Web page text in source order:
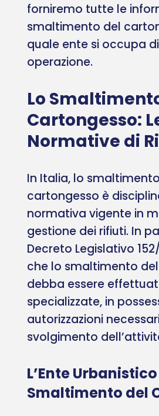
forniremo tutte le
smaltimento del
quale ente si occupa
operazione.
Lo
Cartongesso:
Normative di
In Italia, lo
cartongesso è
normativa vigente in
gestione dei rifiuti. In
Decreto Legislativo
che lo smaltimento
debba essere
specializzate, in
autorizzazioni
svolgimento
L’Ente
Smaltimento del